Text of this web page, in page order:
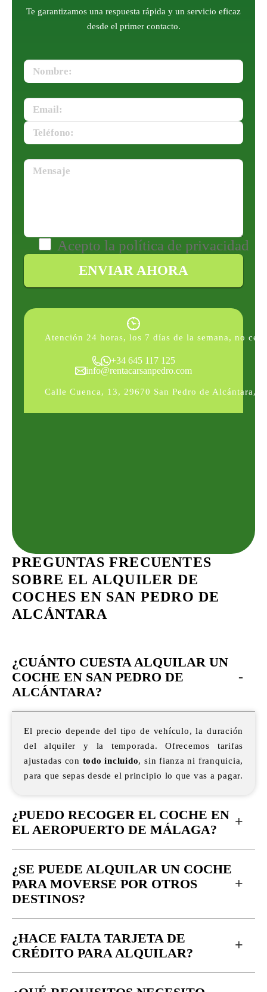
PREGUNTAS FRECUENTES
SOBRE EL ALQUILER DE
COCHES EN SAN PEDRO DE
ALCÁNTARA
¿CUÁNTO CUESTA ALQUILAR UN
COCHE EN SAN PEDRO DE
ALCÁNTARA?
-
El precio depende del tipo de vehículo, la duración
del alquiler y la temporada. Ofrecemos tarifas
ajustadas con todo incluido, sin fianza ni franquicia,
para que sepas desde el principio lo que vas a pagar.
¿PUEDO RECOGER EL COCHE EN
EL AEROPUERTO DE MÁLAGA?
+
¿SE PUEDE ALQUILAR UN COCHE
PARA MOVERSE POR OTROS
DESTINOS?
+
¿HACE FALTA TARJETA DE
CRÉDITO PARA ALQUILAR?
+
Te garantizamos una respuesta rápida y un servicio eficaz
desde el primer contacto.
Acepto la política de privacidad
Atención 24 horas, los 7 días de la semana, no
+34 645 117 125
info@rentacarsanpedro.com
Calle Cuenca, 13, 29670 San Pedro de Alcántara,